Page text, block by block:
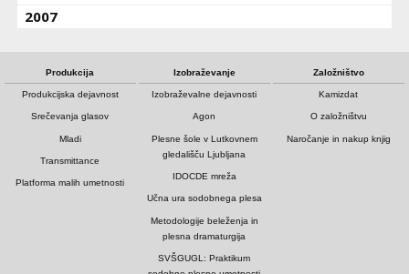
2007
Produkcija
Produkcijska dejavnost
Srečevanja glasov
Mladi
Transmittance
Platforma malih umetnosti
Izobraževanje
Izobraževalne dejavnosti
Agon
Plesne šole v Lutkovnem
gledališču Ljubljana
IDOCDE mreža
Učna ura sodobnega plesa
Metodologije beleženja in
plesna dramaturgija
SVŠGUGL: Praktikum
Založništvo
Kamizdat
O založništvu
Naročanje in nakup knjig